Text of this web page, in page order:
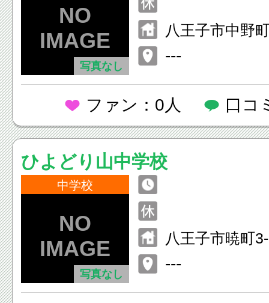
写真なし
八王子市中野
---
ファン：0人 口コ
ひよどり山中学校
中学校
写真なし
八王子市暁町
---